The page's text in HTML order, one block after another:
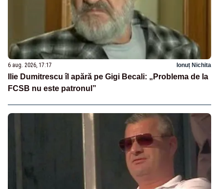
6 aug. 2026, 17:17 Ionuț Nichita
Ilie Dumitrescu îl apără pe Gigi Becali: „Problema de la
FCSB nu este patronul”